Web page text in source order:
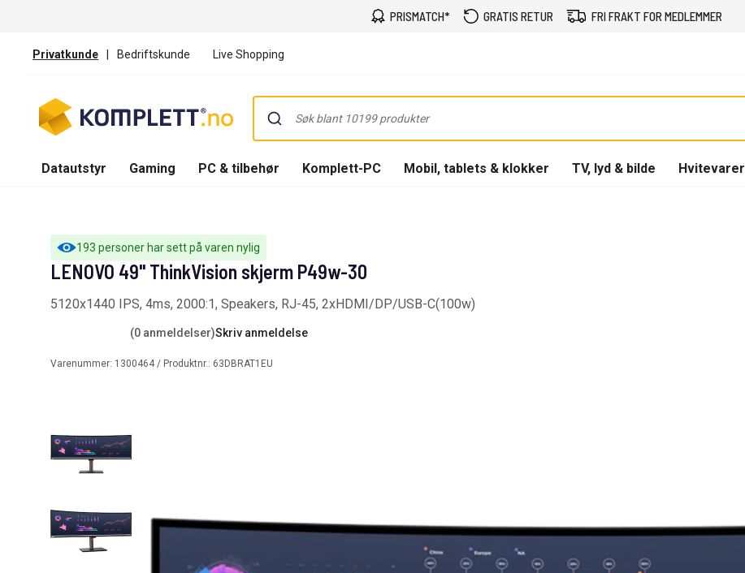
PRISMATCH* GRATIS RETUR FRI FRAKT FOR MEDLEMMER
Privatkunde | Bedriftskunde Live Shopping
Datautstyr Gaming PC & tilbehør Komplett-PC Mobil, tablets & klokker TV, lyd & bilde Hvitevarer
193 personer har sett på varen nylig
LENOVO 49" ThinkVision skjerm P49w-30
5120x1440 IPS, 4ms, 2000:1, Speakers, RJ-45, 2xHDMI/DP/USB-C(100w)
(0 anmeldelser)Skriv anmeldelse
Varenummer: 1300464 / Produktnr.: 63DBRAT1EU